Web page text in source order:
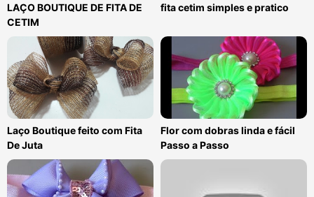
LAÇO BOUTIQUE DE FITA DE
CETIM
fita cetim simples e pratico
Laço Boutique feito com Fita
De Juta
Flor com dobras linda e fácil
Passo a Passo